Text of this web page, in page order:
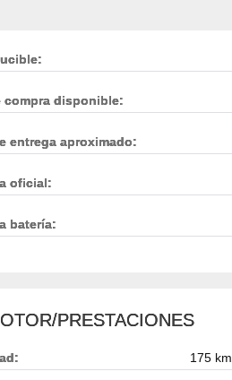
compra disponible:
entrega aproximado:
oficial:
batería:
PRESTACIONES
175